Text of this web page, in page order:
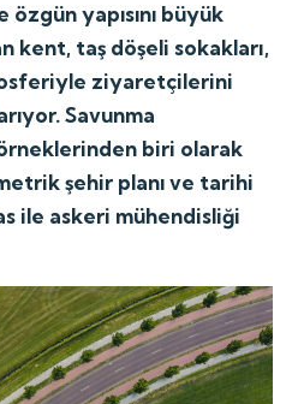
özgün yapısını büyük
kent, taş döşeli sokakları,
ziyaretçilerini
Savunma
örneklerinden biri olarak
şehir planı ve tarihi
ile askeri mühendisliği